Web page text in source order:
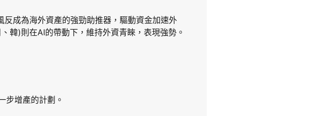
成為海外資產的強勁助推器，驅動資金加速外
韓)則在AI的帶動下，維持外資青睞，表現強勢。
步增產的計劃。